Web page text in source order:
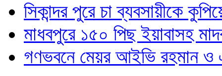
সিকান্দর পুরে চা ব্যবসায়ীকে
মাধবপুরে ১৫০ পিছ ইয়াবাসহ
গণভবনে মেয়র আইভি রহমান ও